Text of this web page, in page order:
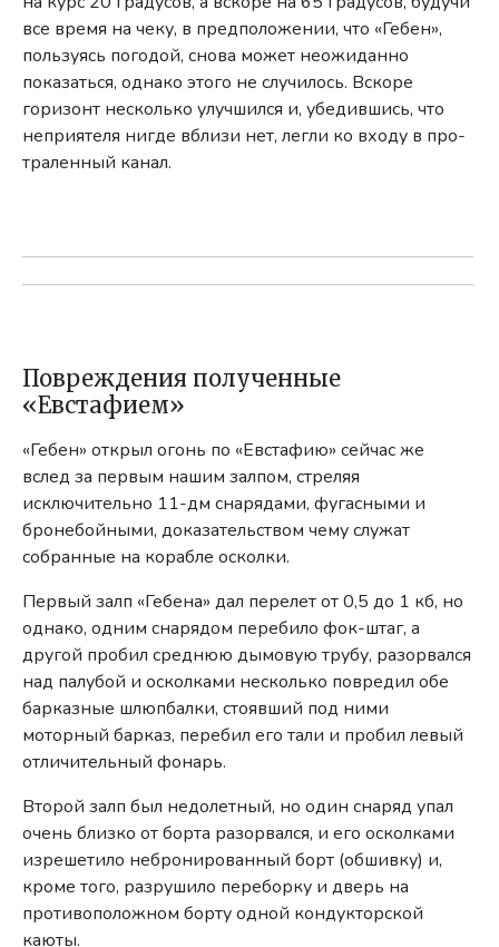
все время на чеку, в предположении, что «Гебен»,
пользуясь погодой, снова может неожиданно
показаться, однако этого не случилось. Вскоре
горизонт несколько улучшился и, убе­дившись, что
неприятеля нигде вблизи нет, легли ко входу в про­
траленный канал.
Повреждения полученные
«Евстафием»
«Гебен» открыл огонь по «Евстафию» сейчас же
вслед за первым нашим залпом, стреляя
исключительно 11-дм снаряда­ми, фугасными и
бронебойными, доказательством чему служат
собранные на корабле осколки.
Первый залп «Гебена» дал перелет от 0,5 до 1 кб, но
однако, одним снарядом перебило фок-штаг, а
другой пробил среднюю дымовую трубу, разорвался
над палубой и осколками несколько по­вредил обе
барказные шлюпбалки, стоявший под ними
моторный барказ, перебил его тали и пробил левый
отличительный фонарь.
Второй залп был недолетный, но один снаряд упал
очень близко от борта разорвался, и его осколками
изрешетило небронированный борт (обшивку) и,
кроме того, разрушило переборку и дверь на
противоположном борту одной кондукторской
каюты.